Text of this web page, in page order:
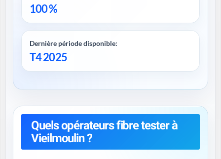
100 %
Dernière période disponible:
T4 2025
Quels opérateurs fibre tester à
Vieilmoulin ?